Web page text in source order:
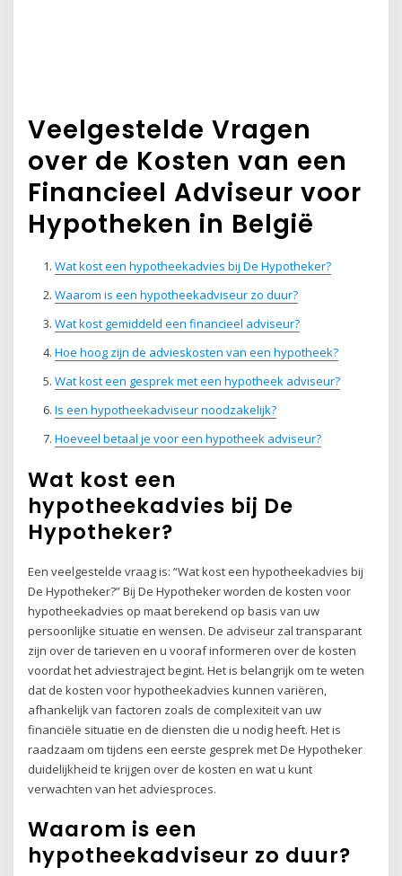
Veelgestelde Vragen
over de Kosten van een
Financieel Adviseur voor
Hypotheken in België
Wat kost een hypotheekadvies bij De Hypotheker?
Waarom is een hypotheekadviseur zo duur?
Wat kost gemiddeld een financieel adviseur?
Hoe hoog zijn de advieskosten van een hypotheek?
Wat kost een gesprek met een hypotheek adviseur?
Is een hypotheekadviseur noodzakelijk?
Hoeveel betaal je voor een hypotheek adviseur?
Wat kost een
hypotheekadvies bij De
Hypotheker?
Een veelgestelde vraag is: “Wat kost een hypotheekadvies bij
De Hypotheker?” Bij De Hypotheker worden de kosten voor
hypotheekadvies op maat berekend op basis van uw
persoonlijke situatie en wensen. De adviseur zal transparant
zijn over de tarieven en u vooraf informeren over de kosten
voordat het adviestraject begint. Het is belangrijk om te weten
dat de kosten voor hypotheekadvies kunnen variëren,
afhankelijk van factoren zoals de complexiteit van uw
financiële situatie en de diensten die u nodig heeft. Het is
raadzaam om tijdens een eerste gesprek met De Hypotheker
duidelijkheid te krijgen over de kosten en wat u kunt
verwachten van het adviesproces.
Waarom is een
hypotheekadviseur zo duur?